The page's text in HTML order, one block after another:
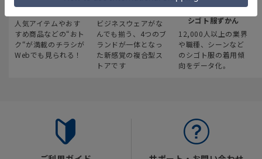
最新のお買い得情報
人気アイテムやおす
すめ商品などの“おト
ク“が満載のチラシが
Webでも見られる！
スーツスクエア
ビジネスウェアがな
んでも揃う、4つのブ
ランドが一体となっ
た新感覚の複合型ス
トアです
みんなの
シゴト服ずかん
12,000人以上の業界
や職種、シーンなど
のシゴト服の着用傾
向をデータ化。